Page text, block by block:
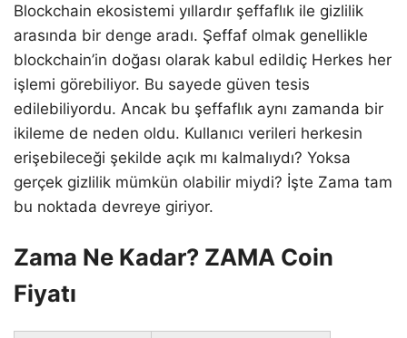
Blockchain ekosistemi yıllardır şeffaflık ile gizlilik
arasında bir denge aradı. Şeffaf olmak genellikle
blockchain’in doğası olarak kabul edildiç Herkes her
işlemi görebiliyor. Bu sayede güven tesis
edilebiliyordu. Ancak bu şeffaflık aynı zamanda bir
ikileme de neden oldu. Kullanıcı verileri herkesin
erişebileceği şekilde açık mı kalmalıydı? Yoksa
gerçek gizlilik mümkün olabilir miydi? İşte Zama tam
bu noktada devreye giriyor.
Zama Ne Kadar? ZAMA Coin
Fiyatı